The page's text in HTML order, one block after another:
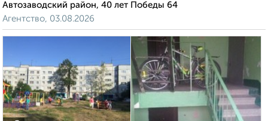
Автозаводский район, 40 лет Победы 64
Агентство, 03.08.2026